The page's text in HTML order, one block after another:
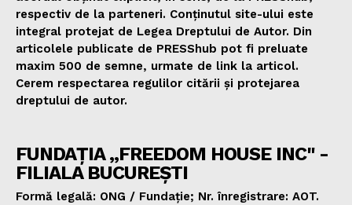
respectiv de la parteneri. Conținutul site-ului este
integral protejat de Legea Dreptului de Autor. Din
articolele publicate de PRESShub pot fi preluate
maxim 500 de semne, urmate de link la articol.
Cerem respectarea regulilor citării și protejarea
dreptului de autor.
FUNDAȚIA „FREEDOM HOUSE INC" -
FILIALA BUCUREȘTI
Formă legală: ONG / Fundație; Nr. înregistrare: AOT.